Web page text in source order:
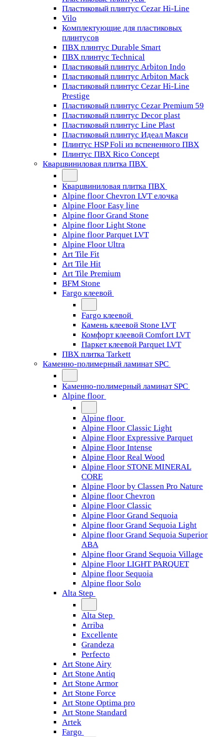
Пластиковый плинтус Cezar Hi-Line
Vilo
Комплектующие для пластиковых
плинтусов
ПВХ плинтус Durable Smart
ПВХ плинтус Technical
Пластиковый плинтус Arbiton Indo
Пластиковый плинтус Arbiton Mack
Пластиковый плинтус Cezar Hi-Line
Prestige
Пластиковый плинтус Cezar Premium 59
Пластиковый плинтус Decor plast
Пластиковый плинтус Line Plast
Пластиковый плинтус Идеал Макси
Плинтус HSP Foli из вспененного ПВХ
Плинтус ПВХ Rico Concept
Кварцвиниловая плитка ПВХ
Кварцвиниловая плитка ПВХ
Alpine floor Chevron LVT елочка
Alpine Floor Easy line
Alpine floor Grand Stone
Alpine floor Light Stone
Alpine floor Parquet LVT
Alpine Floor Ultra
Art Tile Fit
Art Tile Hit
Art Tile Premium
BFM Stone
Fargo клеевой
Fargo клеевой
Камень клеевой Stone LVT
Комфорт клеевой Comfort LVT
Паркет клеевой Parquet LVT
ПВХ плитка Tarkett
Каменно-полимерный ламинат SPC
Каменно-полимерный ламинат SPC
Alpine floor
Alpine floor
Alpine Floor Classic Light
Alpine Floor Expressive Parquet
Alpine Floor Intense
Alpine Floor Real Wood
Alpine Floor STONE MINERAL
CORE
Alpine Floor by Classen Pro Nature
Alpine floor Chevron
Alpine Floor Classic
Alpine Floor Grand Sequoia
Alpine floor Grand Sequoia Light
Alpine floor Grand Sequoia Superior
ABA
Alpine floor Grand Sequoia Village
Alpine Floor LIGHT PARQUET
Alpine floor Sequoia
Alpine floor Solo
Alta Step
Alta Step
Arriba
Excellente
Grandeza
Perfecto
Art Stone Airy
Art Stone Antiq
Art Stone Armor
Art Stone Force
Art Stone Optima pro
Art Stone Standard
Artek
Fargo